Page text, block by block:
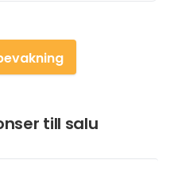
till salu